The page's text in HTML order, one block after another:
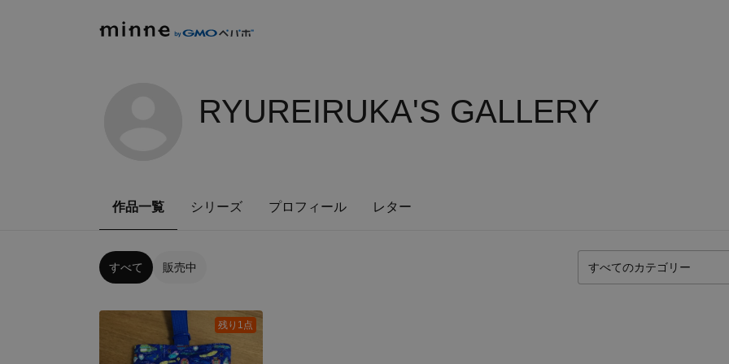
RYUREIRUKA'S GALLERY
作品一覧 シリーズ プロフィール レター
すべて 販売中
残り1点